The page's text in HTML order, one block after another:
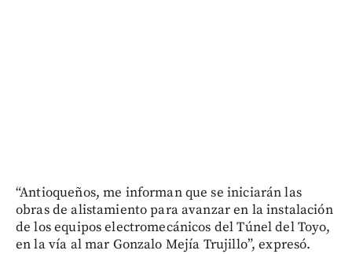
“Antioqueños, me informan que se iniciarán las
obras de alistamiento para avanzar en la instalación
de los equipos electromecánicos del Túnel del Toyo,
en la vía al mar Gonzalo Mejía Trujillo”, expresó.